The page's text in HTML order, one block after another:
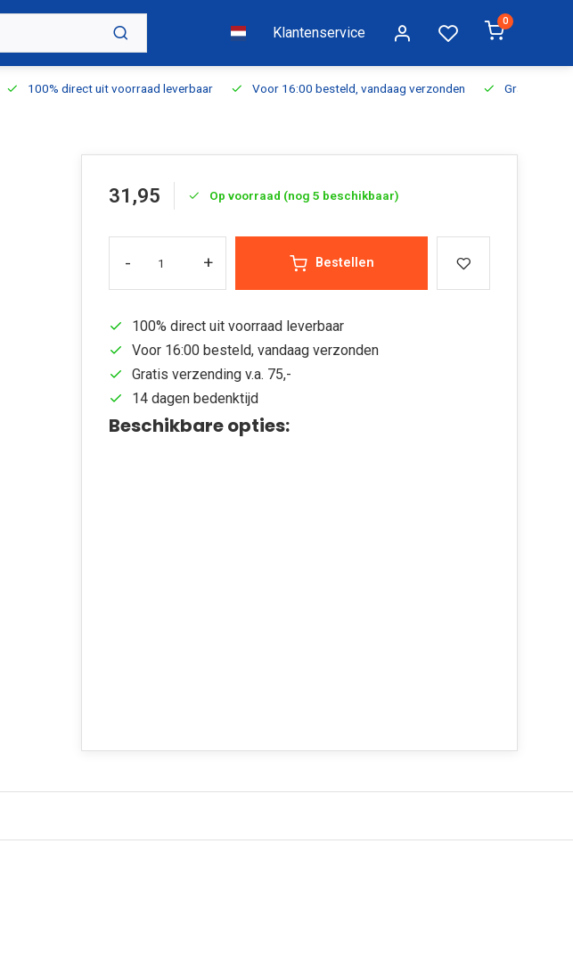
Klantenservice
0
100% direct uit voorraad leverbaar Voor 16:00 besteld, vandaag verzonden Gratis
31,95 Op voorraad (nog 5 beschikbaar)
- + Bestellen
100% direct uit voorraad leverbaar
Voor 16:00 besteld, vandaag verzonden
Gratis verzending v.a. 75,-
14 dagen bedenktijd
Beschikbare opties: